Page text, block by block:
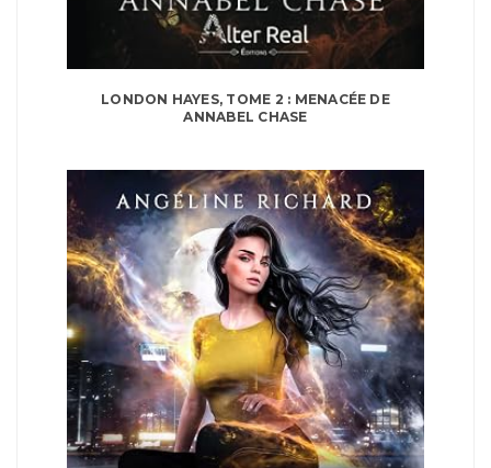
LONDON HAYES, TOME 2 : MENACÉE DE
ANNABEL CHASE